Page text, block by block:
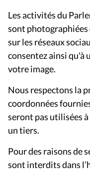
Les activités du
sont
sur les réseaux
consentez ainsi qu'à
votre image.
Nous respectons la
coordonnées
seront pas utilisées
un tiers.
Pour des raisons de
sont interdits dans